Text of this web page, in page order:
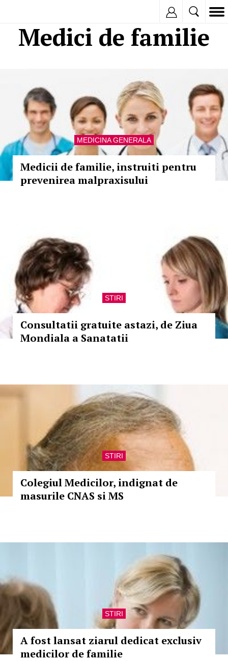
Medici de familie
MEDICINA GENERALA
Medicii de familie, instruiti pentru
prevenirea malpraxisului
STIRI
Consultatii gratuite astazi, de Ziua
Mondiala a Sanatatii
STIRI
Colegiul Medicilor, indignat de
masurile CNAS si MS
STIRI
A fost lansat ziarul dedicat exclusiv
medicilor de familie